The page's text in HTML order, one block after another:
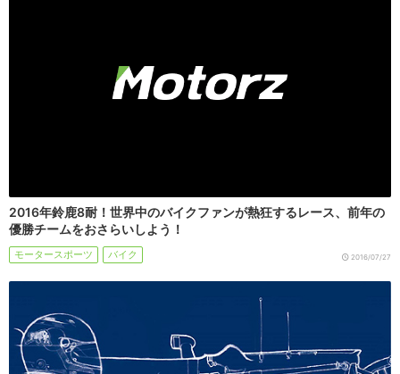
2016年鈴鹿8耐！世界中のバイクファンが熱狂するレース、前年の
優勝チームをおさらいしよう！
モータースポーツ バイク 2016/07/27